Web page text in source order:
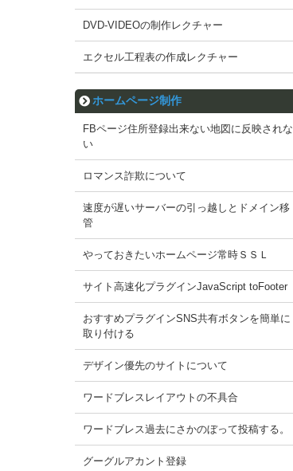
DVD-VIDEOの制作レクチャー
エクセル工程表の作成レクチャー
ホームページ制作
FBページ住所登録出来ない地図に反映されな
い
ロマンス詐欺について
速度が遅いサーバーの引っ越しとドメイン移
管
やっておきたいホームページ常時ＳＳＬ
サイト高速化プラグインJavaScript toFooter
おすすめプラグインSNS共有ボタンを簡単に
取り付ける
デザイン優先のサイトについて
ワードブレスレイアウトの不具合
ワードブレス過去にさかのぼって投稿する。
グーグルアカント登録